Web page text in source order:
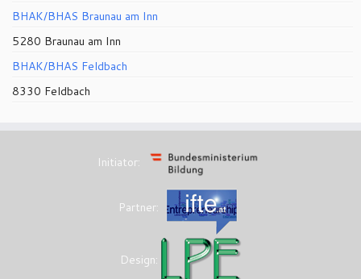
BHAK/BHAS Braunau am Inn
5280 Braunau am Inn
BHAK/BHAS Feldbach
8330 Feldbach
Initiator:
Partner:
Design: